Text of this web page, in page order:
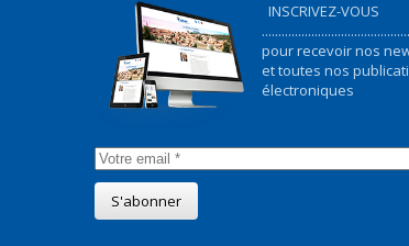
INSCRIVEZ-VOUS
pour recevoir nos
et toutes nos
électroniques